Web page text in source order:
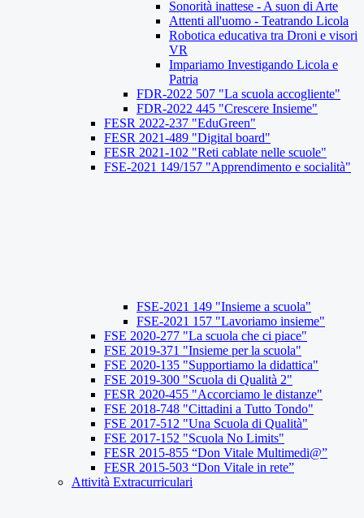
Sonorità inattese - A suon di Arte
Attenti all'uomo - Teatrando Licola
Robotica educativa tra Droni e visori
VR
Impariamo Investigando Licola e
Patria
FDR-2022 507 "La scuola accogliente"
FDR-2022 445 "Crescere Insieme"
FESR 2022-237 "EduGreen"
FESR 2021-489 "Digital board"
FESR 2021-102 "Reti cablate nelle scuole"
FSE-2021 149/157 "Apprendimento e socialità"
FSE-2021 149 "Insieme a scuola"
FSE-2021 157 "Lavoriamo insieme"
FSE 2020-277 "La scuola che ci piace"
FSE 2019-371 "Insieme per la scuola"
FSE 2020-135 "Supportiamo la didattica"
FSE 2019-300 "Scuola di Qualità 2"
FESR 2020-455 "Accorciamo le distanze"
FSE 2018-748 "Cittadini a Tutto Tondo"
FSE 2017-512 "Una Scuola di Qualità"
FSE 2017-152 "Scuola No Limits"
FESR 2015-855 “Don Vitale Multimedi@”
FESR 2015-503 “Don Vitale in rete”
Attività Extracurriculari